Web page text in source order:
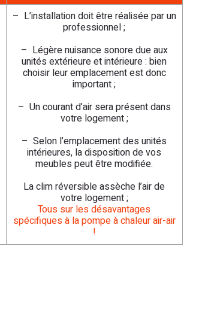
– L’installation doit être réalisée par un
professionnel ;
– Légère nuisance sonore due aux
unités extérieure et intérieure : bien
choisir leur emplacement est donc
important ;
– Un courant d’air sera présent dans
votre logement ;
– Selon l’emplacement des unités
intérieures, la disposition de vos
meubles peut être modifiée.
La clim réversible assèche l’air de
votre logement ;
Tous sur les désavantages
spécifiques à la pompe à chaleur air-air
!